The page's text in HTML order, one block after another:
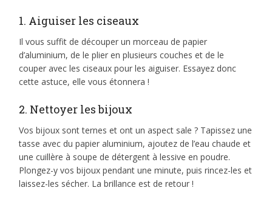
1. Aiguiser les ciseaux
Il vous suffit de découper un morceau de papier
d’aluminium, de le plier en plusieurs couches et de le
couper avec les ciseaux pour les aiguiser. Essayez donc
cette astuce, elle vous étonnera !
2. Nettoyer les bijoux
Vos bijoux sont ternes et ont un aspect sale ? Tapissez une
tasse avec du papier aluminium, ajoutez de l’eau chaude et
une cuillère à soupe de détergent à lessive en poudre.
Plongez-y vos bijoux pendant une minute, puis rincez-les et
laissez-les sécher. La brillance est de retour !